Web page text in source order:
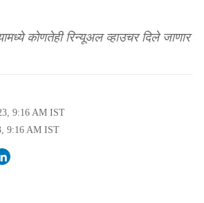
कोणतेही रिन्यूअल व्हाउचर दिले जाणार
9:16 AM IST
9:16 AM IST